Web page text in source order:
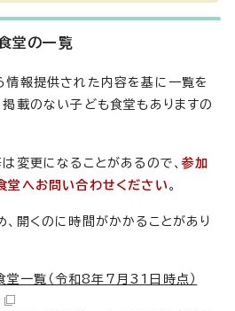
堂の一覧
情報提供された内容を基に一覧を
掲載のない子ども食堂もありますの
変更になることがあるので、参加
堂へお問い合わせください 。
開くのに時間がかかることがあり
堂一覧（令和8年7月31日時点）